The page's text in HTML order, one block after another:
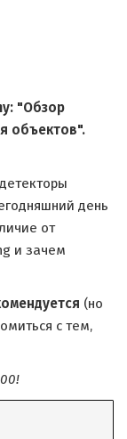
"Обзор
объектов".
день
от
и зачем
(но
с тем,